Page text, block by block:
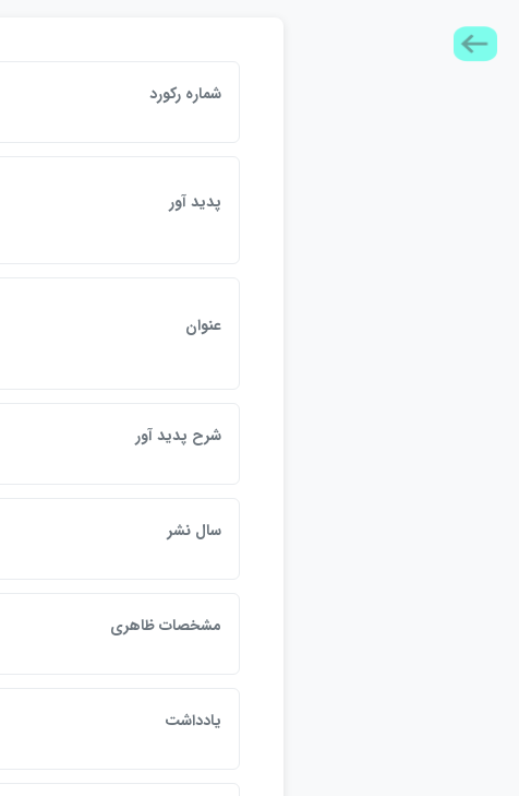
شماره ركورد
پديد آور
عنوان
شرح پديد آور
سال نشر
مشخصات ظاهري
يادداشت